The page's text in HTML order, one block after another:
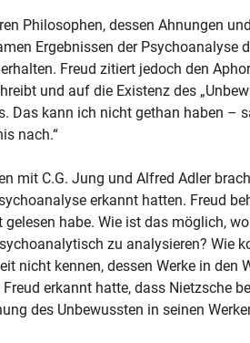
Philosophen, dessen Ahnungen
Ergebnissen der Psychoanalyse
Freud zitiert jedoch den
und auf die Existenz des
Das kann ich nicht gethan haben –
nach.“
mit C.G. Jung und Alfred Adler
erkannt hatten. Freud
habe. Wie ist das möglich,
zu analysieren? Wie
nicht kennen, dessen Werke in den
erkannt hatte, dass Nietzsche
des Unbewussten in seinen